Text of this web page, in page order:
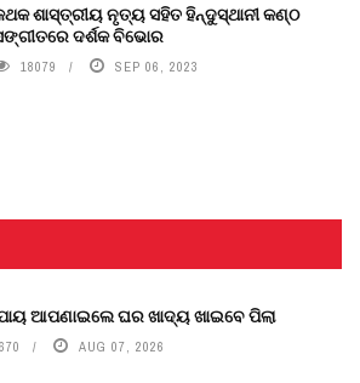
ଶାସ୍ତ୍ରୀୟ ନୃତ୍ୟ ସହିତ ହିନ୍ଦୁସ୍ଥାନୀ କଣ୍ଠ
ଦର୍ଶକ ବିଭୋର
18079 SEP 06, 2023
ଆପଣାଇଲେ ଘର ଖାଦ୍ୟ ଖାଇବେ ପିଲା
AUG 07, 2026